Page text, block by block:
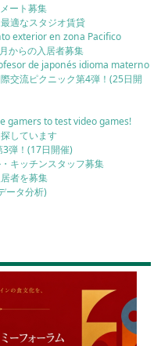
ート募集
適なスタジオ賃貸
exterior en zona Pacifico
からの入居者募集
de japonés idioma materno
交流ピクニック第4弾！(25日開
gamers to test video games!
しています
3弾！(17日開催)
キッチンスタッフ募集
者を募集
ータ分析)